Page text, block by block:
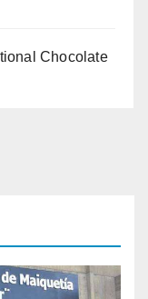
Chocolate